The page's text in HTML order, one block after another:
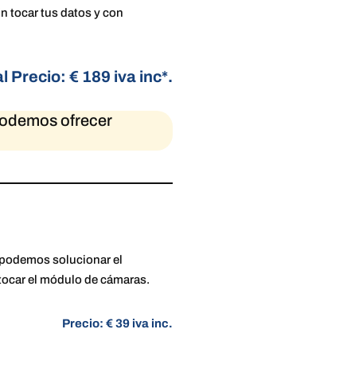
tocar tus datos y con
Precio: € 189 iva inc*.
ofrecer
solucionar el
el módulo de cámaras.
Precio: € 39 iva inc.